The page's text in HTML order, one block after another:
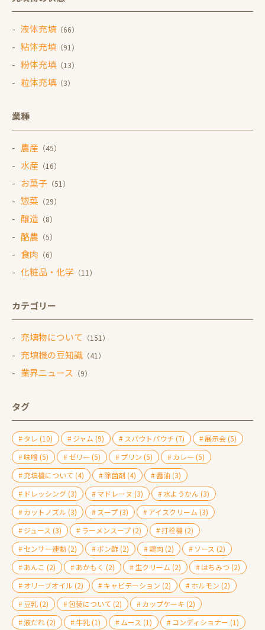
液体充填（66）
粘体充填（91）
粉体充填（13）
粒体充填（3）
業種
農産 （45）
水産 （16）
お菓子 （51）
惣菜 （29）
醸造 （8）
酪農 （5）
食肉 （6）
化粧品・化学 （11）
カテゴリー
充填物について （151）
充填機の豆知識 （41）
業界ニュース （9）
タグ
タレ (10) ジャム (9) スパウトパウチ(7) 展示会(5)
味噌(5) ゼリー (5) プリン (5) カレー (5)
充填機について (4) 除菌剤 (4) 醤油(3)
ドレッシング(3) マドレーヌ (3) 水ようかん (3)
カットノズル (3) スープ(3) アイスクリーム (3)
ジュース (3) ラーメンスープ(2) 打栓機(2)
センサー連動(2) ポン酢(2) 鶏肉(2) ソース (2)
あんこ (2) あかもく (2) 生クリーム (2) はちみつ (2)
オリーブオイル (2) キャビテーション (2) ホルモン (2)
豆乳(2) 包装について (2) カップケーキ (2)
液だれ(2) 牛乳(1) ムース (1) コンディショナー (1)